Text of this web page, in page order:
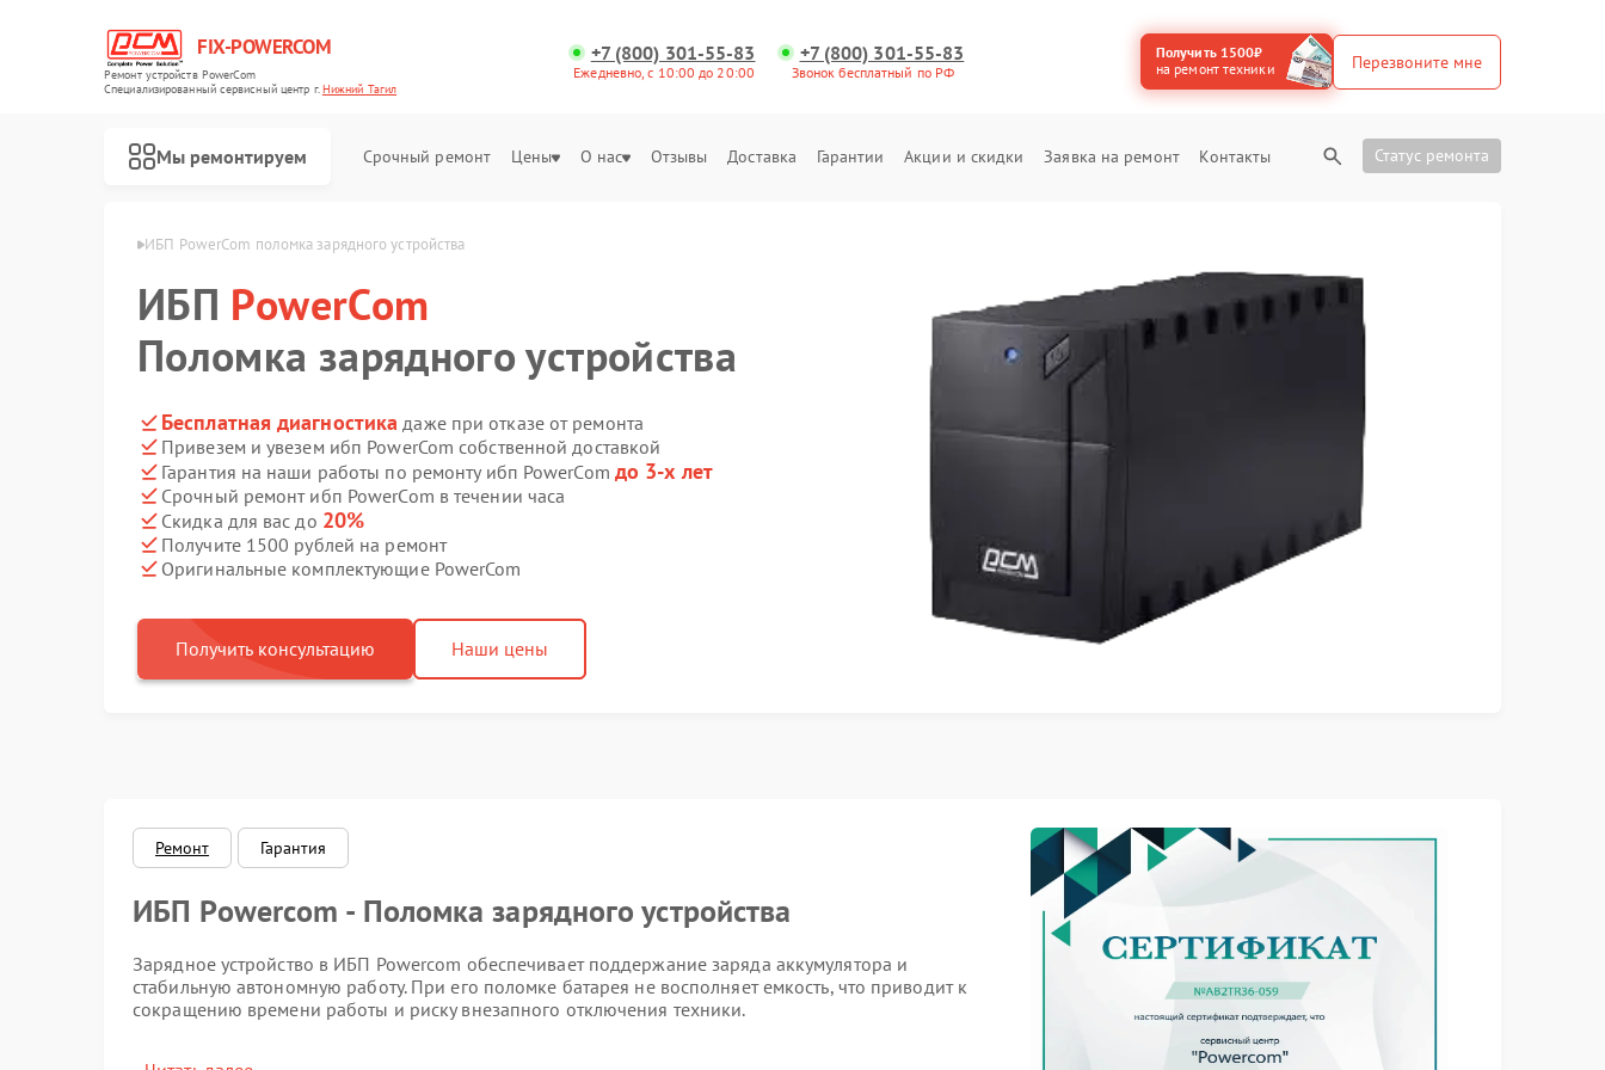
FIX-POWERCOM
Ремонт устройств PowerCom
Специализированный cервисный центр г.Нижний Тагил
+7 (800) 301-55-83
Ежедневно, с 10:00 до 20:00
+7 (800) 301-55-83
Звонок бесплатный по РФ
Получить 1500₽
на ремонт техники
Перезвоните мне
Мы ремонтируем Срочный ремонт Цены О нас Отзывы Доставка Гарантии Акции и скидки Заявка на ремонт Контакты Статус ремонта
в Нижнем Тагиле ИБП PowerCom поломка зарядного устройства
ИБП PowerCom
Поломка зарядного устройства
Бесплатная диагностика даже при отказе от ремонта
Привезем и увезем ибп PowerCom собственной доставкой
Гарантия на наши работы по ремонту ибп PowerCom до 3-х лет
Срочный ремонт ибп PowerCom в течении часа
Скидка для вас до 20%
Получите 1500 рублей на ремонт
Оригинальные комплектующие PowerCom
Получить консультацию Наши цены
Ремонт Гарантия
ИБП Powercom - Поломка зарядного устройства
Зарядное устройство в ИБП Powercom обеспечивает поддержание заряда аккумулятора и
стабильную автономную работу. При его поломке батарея не восполняет емкость, что приводит к
сокращению времени работы и риску внезапного отключения техники.
Симптомы неисправности